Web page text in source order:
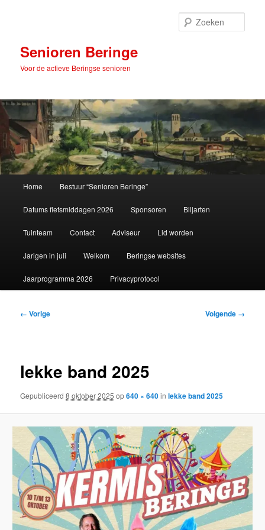
inhoudSenioren Beringe
Voor de actieve Beringse senioren
Home Bestuur “Senioren Beringe”
Datums fietsmiddagen 2026 Sponsoren Biljarten
Tuinteam Contact Adviseur Lid worden
Jarigen in juli Welkom Beringse websites
Jaarprogramma 2026 Privacyprotocol
Afbeeldingsnavigatie
← Vorige Volgende →
lekke band 2025
Gepubliceerd8 oktober 2025 op640 × 640inlekke band 2025